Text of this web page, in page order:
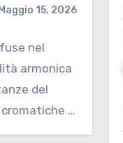
Maggio 15, 2026
nel
armonica
del
e